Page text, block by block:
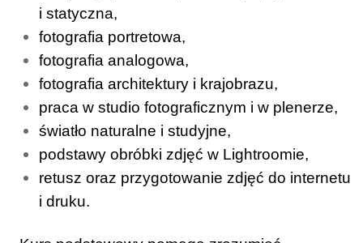
i statyczna,
fotografia portretowa,
fotografia analogowa,
fotografia architektury i krajobrazu,
praca w studio fotograficznym i w plenerze,
światło naturalne i studyjne,
podstawy obróbki zdjęć w Lightroomie,
retusz oraz przygotowanie zdjęć do internetu
i druku.